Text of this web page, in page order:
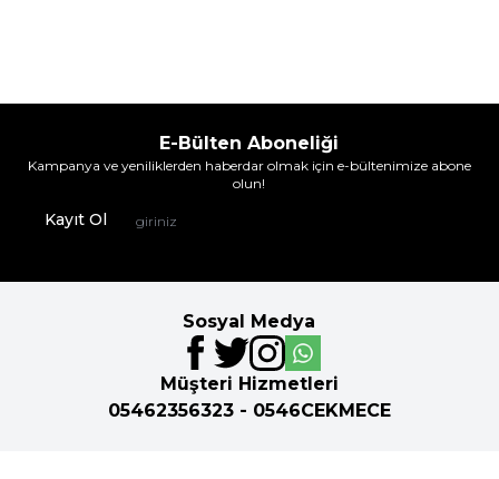
E-Bülten Aboneliği
Kampanya ve yeniliklerden haberdar olmak için e-bültenimize abone
olun!
Kayıt Ol
Sosyal Medya
Müşteri Hizmetleri
05462356323 - 0546CEKMECE